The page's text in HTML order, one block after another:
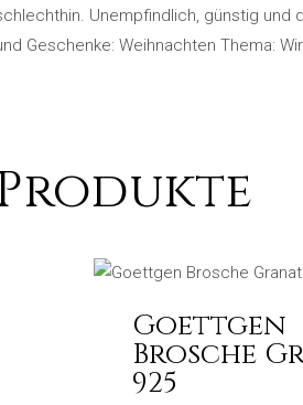
Unempfindlich, günstig und
Geschenke: Weihnachten Thema:
Goettgen
Brosche
925